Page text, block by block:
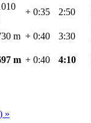
+ 0:35 2:50
m + 0:40 3:30
m + 0:40 4:10
»